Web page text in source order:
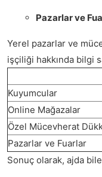
Pazarlar ve
Yerel pazarlar ve
işçiliği hakkında bilgi
Kuyumcular
Online Mağazalar
Özel Mücevherat
Pazarlar ve Fuarlar
Sonuç olarak, ajda